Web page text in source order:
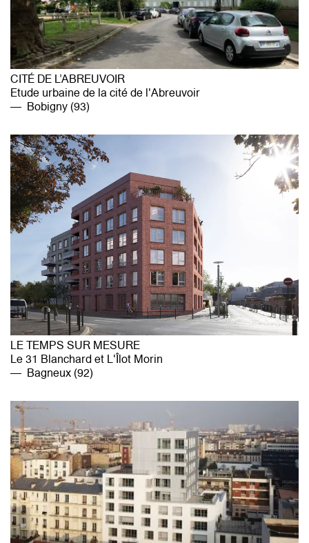
CITÉ DE L’ABREUVOIR
Etude urbaine de la cité de l'Abreuvoir
Bobigny (93)
LE TEMPS SUR MESURE
Le 31 Blanchard et L'Îlot Morin
Bagneux (92)